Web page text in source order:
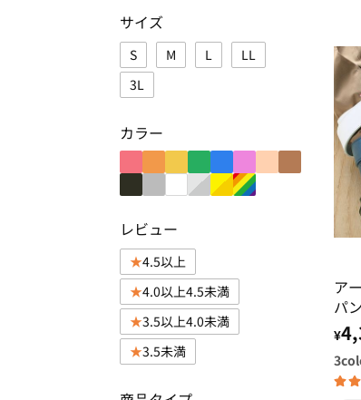
サイズ
S M L
LL
3L
カラー
レビュー
4.5以上
4.0以上4.5未満
3.5以上4.0未満
3.5未満
ア
パ
ト
¥
3